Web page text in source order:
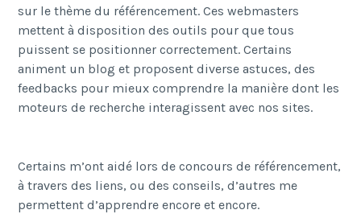
sur le thème du référencement. Ces webmasters
mettent à disposition des outils pour que tous
puissent se positionner correctement. Certains
animent un blog et proposent diverse astuces, des
feedbacks pour mieux comprendre la manière dont les
moteurs de recherche interagissent avec nos sites.
Certains m’ont aidé lors de concours de référencement,
à travers des liens, ou des conseils, d’autres me
permettent d’apprendre encore et encore.